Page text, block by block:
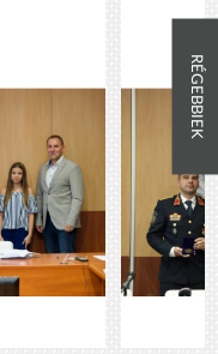
RÉGEBBIEK